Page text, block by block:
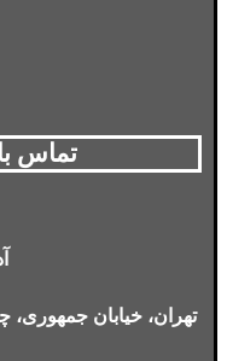
تماس
تهران، خیابان جمهوری،